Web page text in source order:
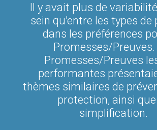
Il y avait plus de
sein qu'entre les types de
dans les préférences
Promesses/Preuves.
Promesses/Preuves
performantes
thèmes similaires de
protection, ainsi
simplification.